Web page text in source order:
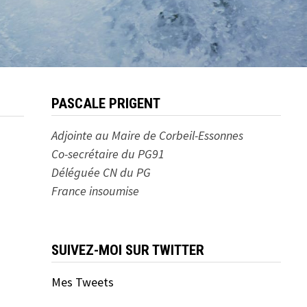
PASCALE PRIGENT
Adjointe au Maire de Corbeil-Essonnes
Co-secrétaire du PG91
Déléguée CN du PG
France insoumise
SUIVEZ-MOI SUR TWITTER
Mes Tweets